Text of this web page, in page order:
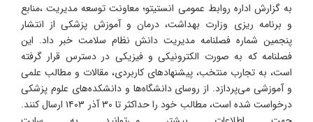
به گزارش اداره روابط عمومی انستیتو؛ معاونت توسعه مدیریت ،منابع
و برنامه ریزی وزارت بهداشت، درمان و آموزش پزشکی از انتشار
پنجمین شماره فصلنامه مدیریت دانش نظام سلامت خبر داد. این
فصلنامه که به صورت الکترونیکی و فیزیکی در دسترس قرار گرفته
است، به تجارب منتخب، پیشنهادهای کاربردی، مقالات و مطالب علمی
و آموزشی می‌پردازد. از روسای دانشگاه‌ها و دانشکده‌های علوم پزشکی
درخواست شده است، مطالب خود را حداکثر تا ۳۰ آذر ۱۴۰۳ ارسال کنند.